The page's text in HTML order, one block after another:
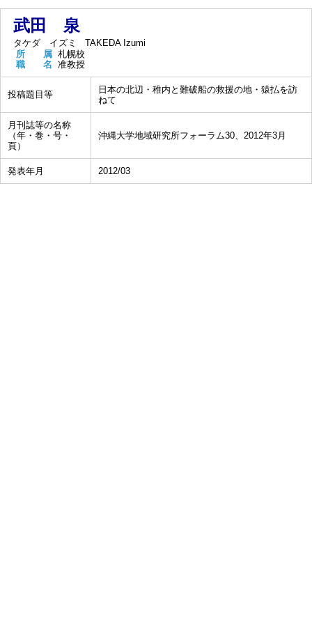
武田 泉
タケダ イズミ
TAKEDA Izumi
所 属 札幌校
職 名 准教授
投稿題目等
日本の北辺・稚内と難破船の救援の地・猿払を訪
ねて
月刊誌等の名称
（年・巻・号・
頁）
沖縄大学地域研究所フォーラム30、2012年3月
発表年月 2012/03